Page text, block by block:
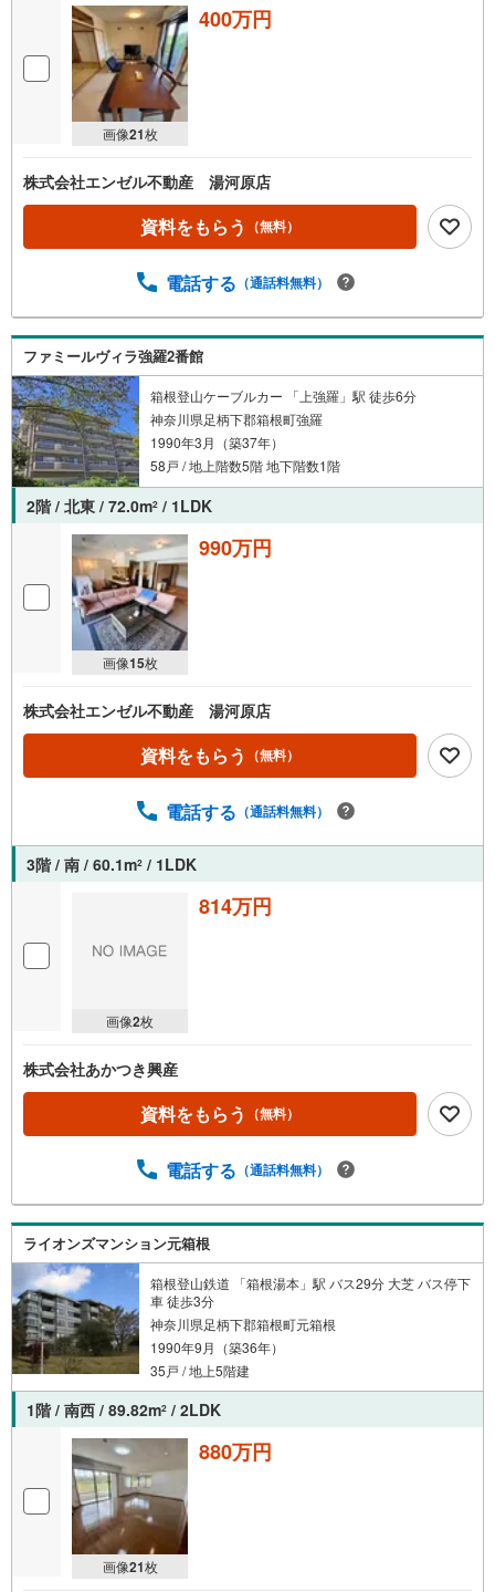
画像21枚
400万円
株式会社エンゼル不動産 湯河原店
資料をもらう （無料）
電話する （通話料無料）
ファミールヴィラ強羅2番館
箱根登山ケーブルカー 「上強羅」駅 徒歩6分
神奈川県足柄下郡箱根町強羅
1990年3月（築37年）
58戸 / 地上階数5階 地下階数1階
2階 / 北東 / 72.0m2 / 1LDK
画像15枚
990万円
株式会社エンゼル不動産 湯河原店
資料をもらう （無料）
電話する （通話料無料）
3階 / 南 / 60.1m2 / 1LDK
画像2枚
814万円
株式会社あかつき興産
資料をもらう （無料）
電話する （通話料無料）
ライオンズマンション元箱根
箱根登山鉄道 「箱根湯本」駅 バス29分 大芝 バス停下
車 徒歩3分
神奈川県足柄下郡箱根町元箱根
1990年9月（築36年）
35戸 / 地上5階建
1階 / 南西 / 89.82m2 / 2LDK
画像21枚
880万円